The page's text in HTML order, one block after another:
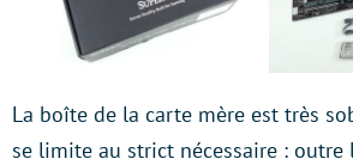
La boîte de la carte mère est très
se limite au strict nécessaire : outre